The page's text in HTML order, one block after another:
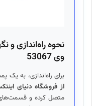
نحوه راه‌اندازی و
وی 53067
برای راه‌اندازی، به یک
از فروشگاه دنیای
متصل کرده و قسمت‌های